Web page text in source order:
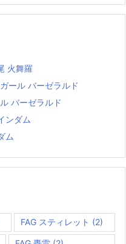
火舞羅
ール バーゼラルド
バーゼラルド
ンダム
ム
FAG スティレット (2)